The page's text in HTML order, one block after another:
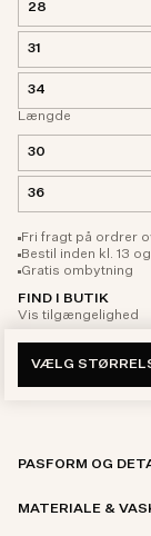
28
31
34
Længde
30
36
Fri fragt på ordrer
Bestil inden kl. 13
Gratis ombytning
FIND I BUTIK
Vis tilgængelighed
VÆLG
PASFORM OG
MATERIALE &